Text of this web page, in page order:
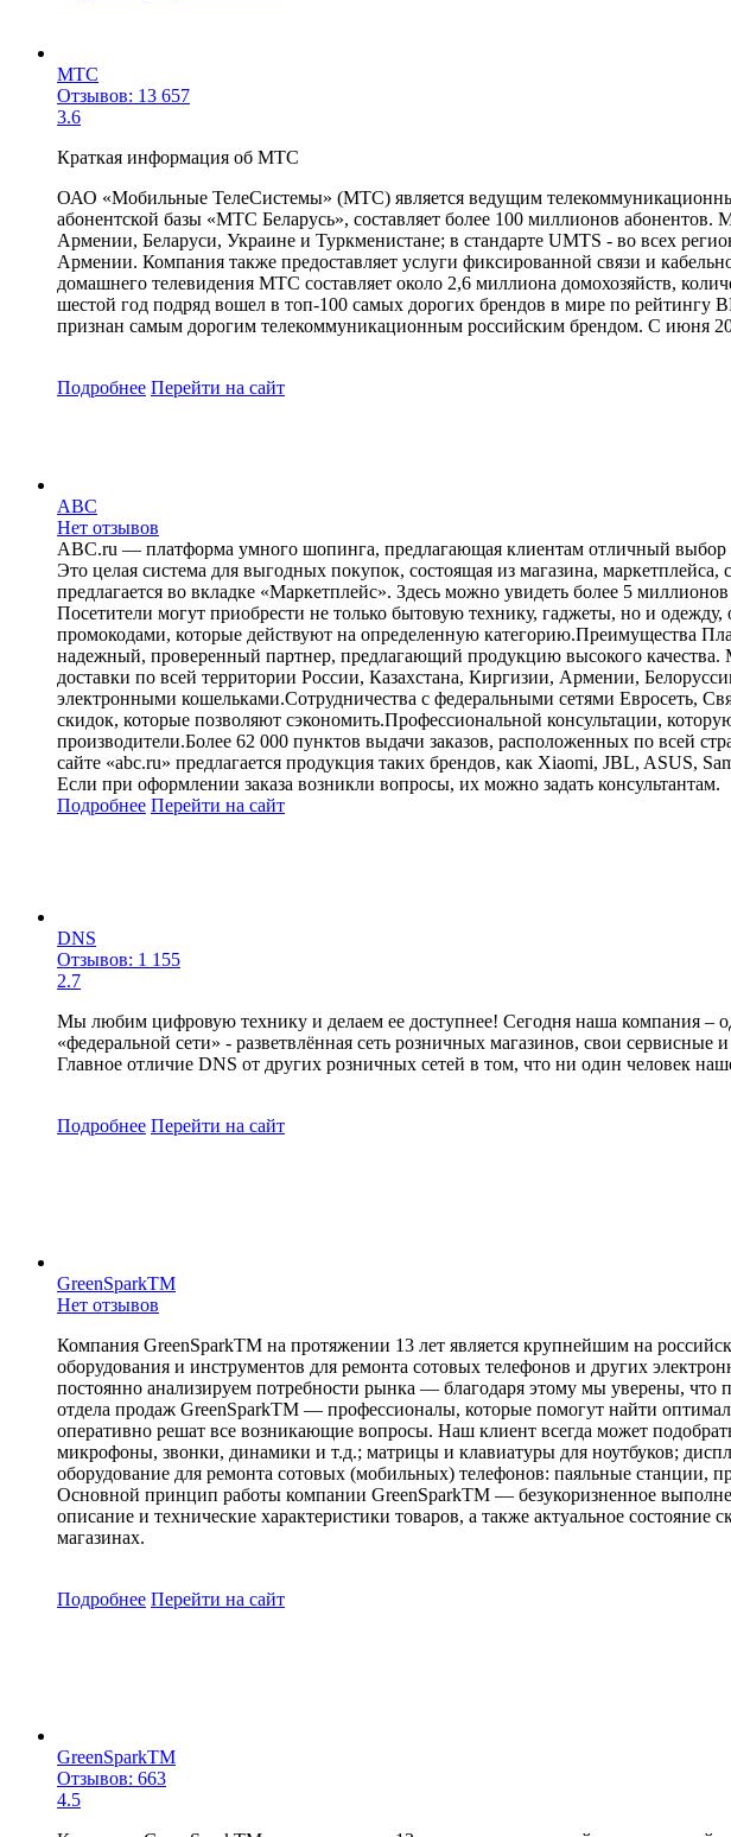
МТС
Отзывов: 13 657
3.6
Краткая информация об МТС
ОАО «Мобильные ТелеСистемы» (МТС) является ведущим
абонентской базы «МТС Беларусь», составляет более 100 миллионов
Армении, Беларуси, Украине и Туркменистане; в стандарте UMTS - во всех
Армении. Компания также предоставляет услуги фиксированной связи и
домашнего телевидения МТС составляет около 2,6 миллиона домохозяйств,
шестой год подряд вошел в топ-100 самых дорогих брендов в мире по
признан самым дорогим телекоммуникационным российским брендом. С июня
Подробнее Перейти на сайт
ABC
Нет отзывов
ABC.ru — платформа умного шопинга, предлагающая клиентам отличный выбор
Это целая система для выгодных покупок, состоящая из магазина,
предлагается во вкладке «Маркетплейс». Здесь можно увидеть более 5
Посетители могут приобрести не только бытовую технику, гаджеты, но и
промокодами, которые действуют на определенную категорию.Преимущества
надежный, проверенный партнер, предлагающий продукцию высокого качества.
доставки по всей территории России, Казахстана, Киргизии, Армении,
электронными кошельками.Сотрудничества с федеральными сетями Евросеть,
скидок, которые позволяют сэкономить.Профессиональной консультации,
производители.Более 62 000 пунктов выдачи заказов, расположенных по всей
сайте «abc.ru» предлагается продукция таких брендов, как Xiaomi, JBL, ASUS,
Если при оформлении заказа возникли вопросы, их можно задать консультантам.
Подробнее Перейти на сайт
DNS
Отзывов: 1 155
2.7
Мы любим цифровую технику и делаем ее доступнее! Сегодня наша компания –
«федеральной сети» - разветвлённая сеть розничных магазинов, свои
Главное отличие DNS от других розничных сетей в том, что ни один человек
Подробнее Перейти на сайт
GreenSparkTM
Нет отзывов
Компания GreenSparkTM на протяжении 13 лет является крупнейшим на
оборудования и инструментов для ремонта сотовых телефонов и других
постоянно анализируем потребности рынка — благодаря этому мы уверены,
отдела продаж GreenSparkTM — профессионалы, которые помогут найти
оперативно решат все возникающие вопросы. Наш клиент всегда может
микрофоны, звонки, динамики и т.д.; матрицы и клавиатуры для ноутбуков;
оборудование для ремонта сотовых (мобильных) телефонов: паяльные станции,
Основной принцип работы компании GreenSparkTM — безукоризненное
описание и технические характеристики товаров, а также актуальное
магазинах.
Подробнее Перейти на сайт
GreenSparkTM
Отзывов: 663
4.5